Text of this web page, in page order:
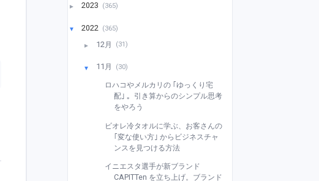
► 2023 (365)
▼ 2022 (365)
► 12月 (31)
▼ 11月 (30)
ロハコやメルカリの ｢ゆっくり宅
配｣ 。引き算からのシンプル思考
をやろう
ビオレ冷タオルに学ぶ、お客さんの
｢変な使い方｣ からビジネスチャ
ンスを見つける方法
イニエスタ選手が新ブランド
CAPITTen を立ち上げ。ブランド